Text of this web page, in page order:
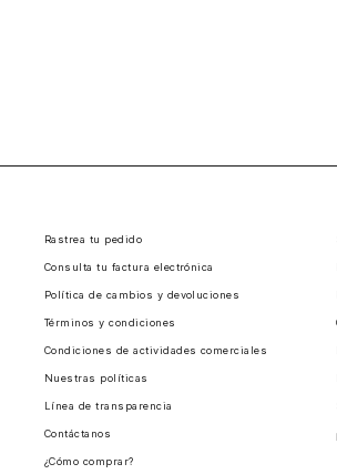
Rastrea tu pedido
Consulta tu factura electrónica
Política de cambios y devoluciones
Términos y condiciones
Condiciones de actividades comerciales
Nuestras políticas
Línea de transparencia
Contáctanos
¿Cómo comprar?